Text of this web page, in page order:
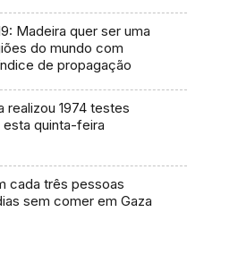
Madeira quer ser uma
do mundo com
de propagação
realizou 1974 testes
esta quinta-feira
cada três pessoas
sem comer em Gaza